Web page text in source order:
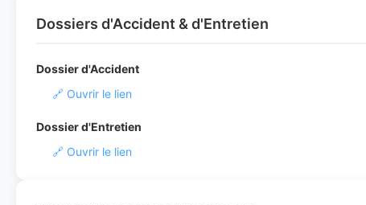
Dossiers d'Accident & d'Entretien
Dossier d'Accident
🔗 Ouvrir le lien
Dossier d'Entretien
🔗 Ouvrir le lien